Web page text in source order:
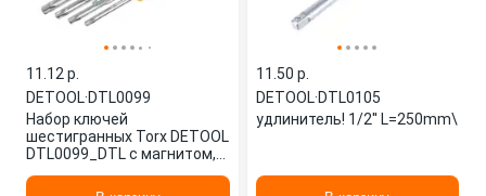
11.12 p.
DETOOL·DTL0099
Набор ключей
шестигранных Torx DETOOL
DTL0099_DTL с магнитом,
11.50 p.
DETOOL·DTL0105
удлинитель! 1/2'' L=250mm\